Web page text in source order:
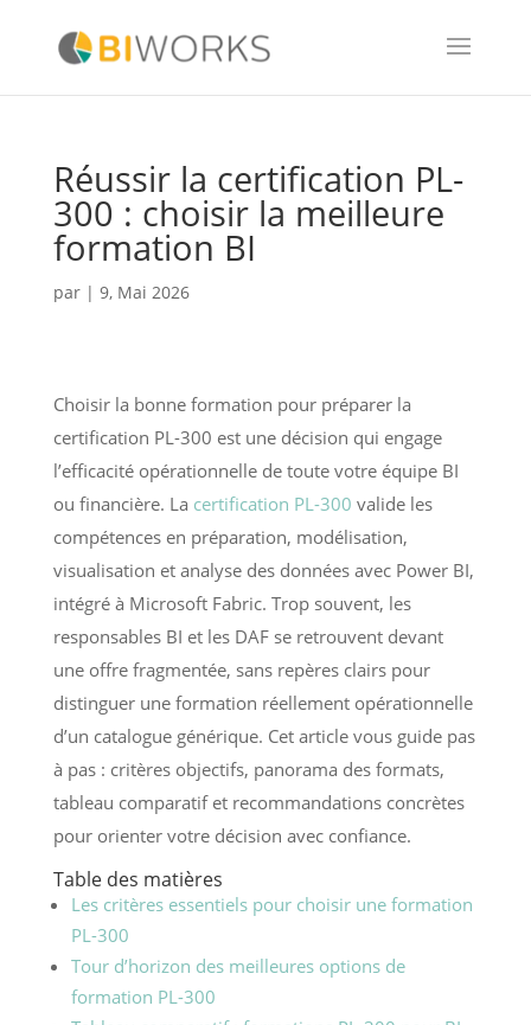
Réussir la certification PL-
300 : choisir la meilleure
formation BI
par | 9, Mai 2026
Choisir la bonne formation pour préparer la
certification PL-300 est une décision qui engage
l’efficacité opérationnelle de toute votre équipe BI
ou financière. La certification PL-300 valide les
compétences en préparation, modélisation,
visualisation et analyse des données avec Power BI,
intégré à Microsoft Fabric. Trop souvent, les
responsables BI et les DAF se retrouvent devant
une offre fragmentée, sans repères clairs pour
distinguer une formation réellement opérationnelle
d’un catalogue générique. Cet article vous guide pas
à pas : critères objectifs, panorama des formats,
tableau comparatif et recommandations concrètes
pour orienter votre décision avec confiance.
Table des matières
Les critères essentiels pour choisir une formation
PL-300
Tour d’horizon des meilleures options de
formation PL-300